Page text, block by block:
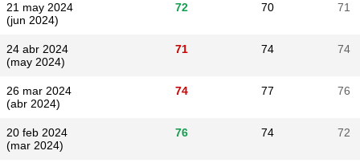
21 may 2024
(jun 2024)
72 70 71
24 abr 2024
(may 2024)
71 74 74
26 mar 2024
(abr 2024)
74 77 76
20 feb 2024
(mar 2024)
76 74 72